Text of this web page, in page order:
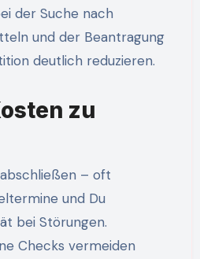
der Suche nach
und der Beantragung
deutlich reduzieren.
zu
– oft
und Du
bei Störungen.
Checks vermeiden